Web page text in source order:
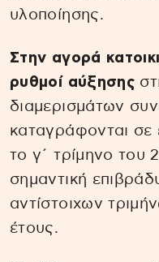
υλοποίησης.
Στην αγορά
ρυθμοί αύξησης
διαμερισμάτων
καταγράφονται σε
το γ΄ τρίμηνο του
σημαντική
αντίστοιχων
έτους.